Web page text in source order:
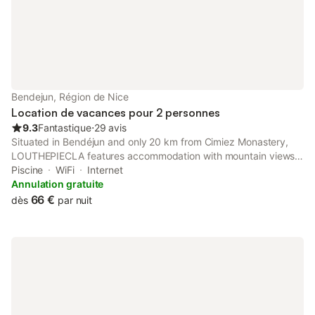
Bendejun, Région de Nice
Location de vacances pour 2 personnes
9.3Fantastique⋅29 avis
Situated in Bendéjun and only 20 km from Cimiez Monastery,
LOUTHEPIECLA features accommodation with mountain views,
free WiFi and free private parking.
Piscine WiFi
Internet
Annulation gratuite
dès 66 € par nuit